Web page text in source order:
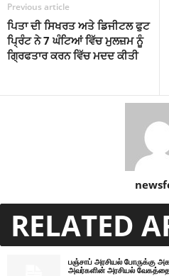
Previous article
ਪਿਤਾ ਦੀ ਸਿਖਰਤ ਅਤੇ ਡਿਜੀਟਲ ਫੁਟ
ਪ੍ਰਿੰਟ ਨੇ 7 ਘੰਟਿਆਂ ਵਿੱਚ ਮੁਲਜ਼ਮ ਨੂੰ
ਗ੍ਰਿਫਤਾਰ ਕਰਨ ਵਿੱਚ ਮਦਦ ਕੀਤੀ
RELATED
பஞ்சாப் அரசியல் போருக்கு
அவர்களின் அரசியல் வேகத்தை